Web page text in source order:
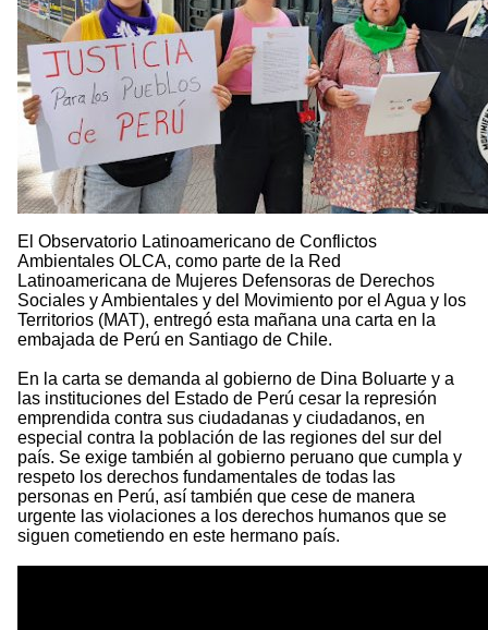
El Observatorio Latinoamericano de Conflictos
Ambientales OLCA, como parte de la Red
Latinoamericana de Mujeres Defensoras de Derechos
Sociales y Ambientales y del Movimiento por el Agua y los
Territorios (MAT), entregó esta mañana una carta en la
embajada de Perú en Santiago de Chile.
En la carta se demanda al gobierno de Dina Boluarte y a
las instituciones del Estado de Perú cesar la represión
emprendida contra sus ciudadanas y ciudadanos, en
especial contra la población de las regiones del sur del
país. Se exige también al gobierno peruano que cumpla y
respeto los derechos fundamentales de todas las
personas en Perú, así también que cese de manera
urgente las violaciones a los derechos humanos que se
siguen cometiendo en este hermano país.